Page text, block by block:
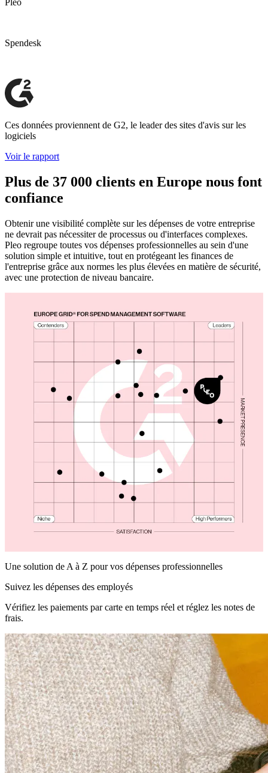
Pleo
Spendesk
Ces données proviennent de G2, le leader des sites d'avis sur les
logiciels
Voir le rapport
Plus de 37 000 clients en Europe nous font
confiance
Obtenir une visibilité complète sur les dépenses de votre entreprise
ne devrait pas nécessiter de processus ou d'interfaces complexes.
Pleo regroupe toutes vos dépenses professionnelles au sein d'une
solution simple et intuitive, tout en protégeant les finances de
l'entreprise grâce aux normes les plus élevées en matière de sécurité,
avec une protection de niveau bancaire.
Une solution de A à Z pour vos dépenses professionnelles
Suivez les dépenses des employés
Vérifiez les paiements par carte en temps réel et réglez les notes de
frais.